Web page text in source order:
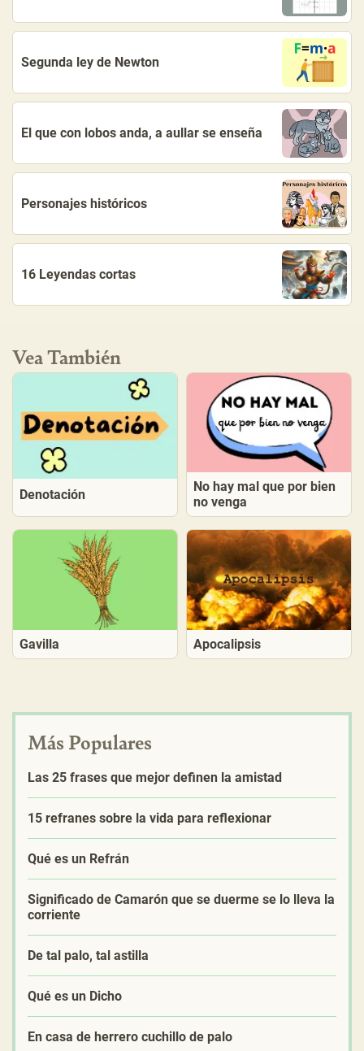
Segunda ley de Newton
El que con lobos anda, a aullar se enseña
Personajes históricos
16 Leyendas cortas
Vea También
Denotación
No hay mal que por bien
no venga
Gavilla Apocalipsis
Más Populares
Las 25 frases que mejor definen la amistad
15 refranes sobre la vida para reflexionar
Qué es un Refrán
Significado de Camarón que se duerme se lo lleva la
corriente
De tal palo, tal astilla
Qué es un Dicho
En casa de herrero cuchillo de palo